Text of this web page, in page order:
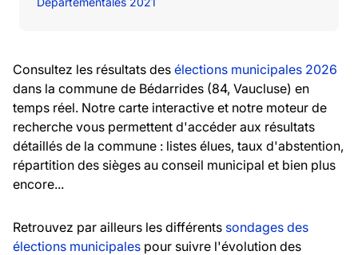
Consultez les résultats des élections municipales 2026
dans la commune de Bédarrides (84, Vaucluse) en
temps réel. Notre carte interactive et notre moteur de
recherche vous permettent d'accéder aux résultats
détaillés de la commune : listes élues, taux d'abstention,
répartition des sièges au conseil municipal et bien plus
encore...
Retrouvez par ailleurs les différents sondages des
élections municipales pour suivre l'évolution des